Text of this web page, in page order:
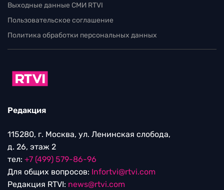
Выходные данные СМИ RTVI
Пользовательское соглашение
Политика обработки персональных данных
Редакция
115280, г. Москва, ул. Ленинская слобода,
д. 26, этаж 2
тел: +7 (499) 579-86-96
Для общих вопросов: Infortvi@rtvi.com
Редакция RTVI: news@rtvi.com